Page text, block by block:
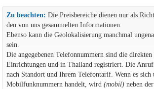
Zu beachten: Die Preisbereiche dienen nur als
den von uns gesammelten Informationen.
Ebenso kann die Geolokalisierung manchmal
sein.
Die angegebenen Telefonnummern sind die
Einrichtungen und in Thailand registriert. Die
nach Standort und Ihrem Telefontarif. Wenn es sich
Mobilfunknummern handelt, wird (mobil)neben der